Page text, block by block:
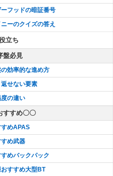
ーフッドの暗証番号
ニーのクイズの答え
立ち
盤必見
の効率的な進め方
せない要素
の違い
すすめ〇〇
すめAPAS
すめ武器
すめバックパック
すすめ大型BT